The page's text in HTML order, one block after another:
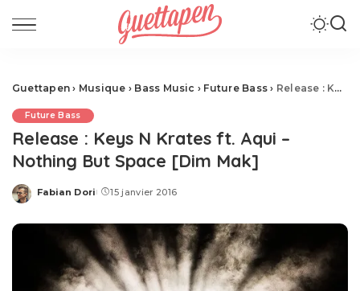
Guettapen › Musique › Bass Music › Future Bass › Release : Keys N Krates ft. Aqui – Nothing But Space [Dim Mak]
Future Bass
Release : Keys N Krates ft. Aqui –
Nothing But Space [Dim Mak]
Posted
Fabian Dori 15 janvier 2016